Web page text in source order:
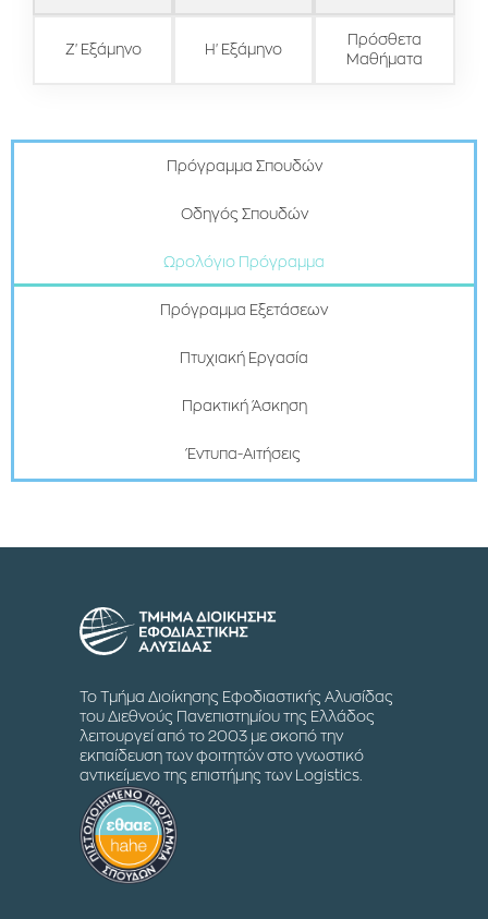
Ζ' Εξάμηνο Η' Εξάμηνο
Πρόσθετα
Μαθήματα
Πρόγραμμα Σπουδών
Οδηγός Σπουδών
Ωρολόγιο Πρόγραμμα
Πρόγραμμα Εξετάσεων
Πτυχιακή Εργασία
Πρακτική Άσκηση
Έντυπα-Αιτήσεις
Το Τμήμα Διοίκησης Εφοδιαστικής Αλυσίδας
του Διεθνούς Πανεπιστημίου της Ελλάδος
λειτουργεί από το 2003 με σκοπό την
εκπαίδευση των φοιτητών στο γνωστικό
αντικείμενο της επιστήμης των Logistics.